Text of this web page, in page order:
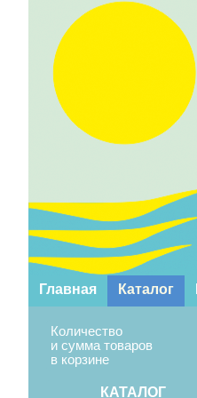
Главная Каталог
Количество
и сумма товаров
в корзине
КАТАЛОГ